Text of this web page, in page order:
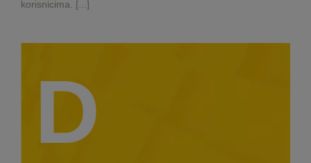
korisnicima. [...]
D